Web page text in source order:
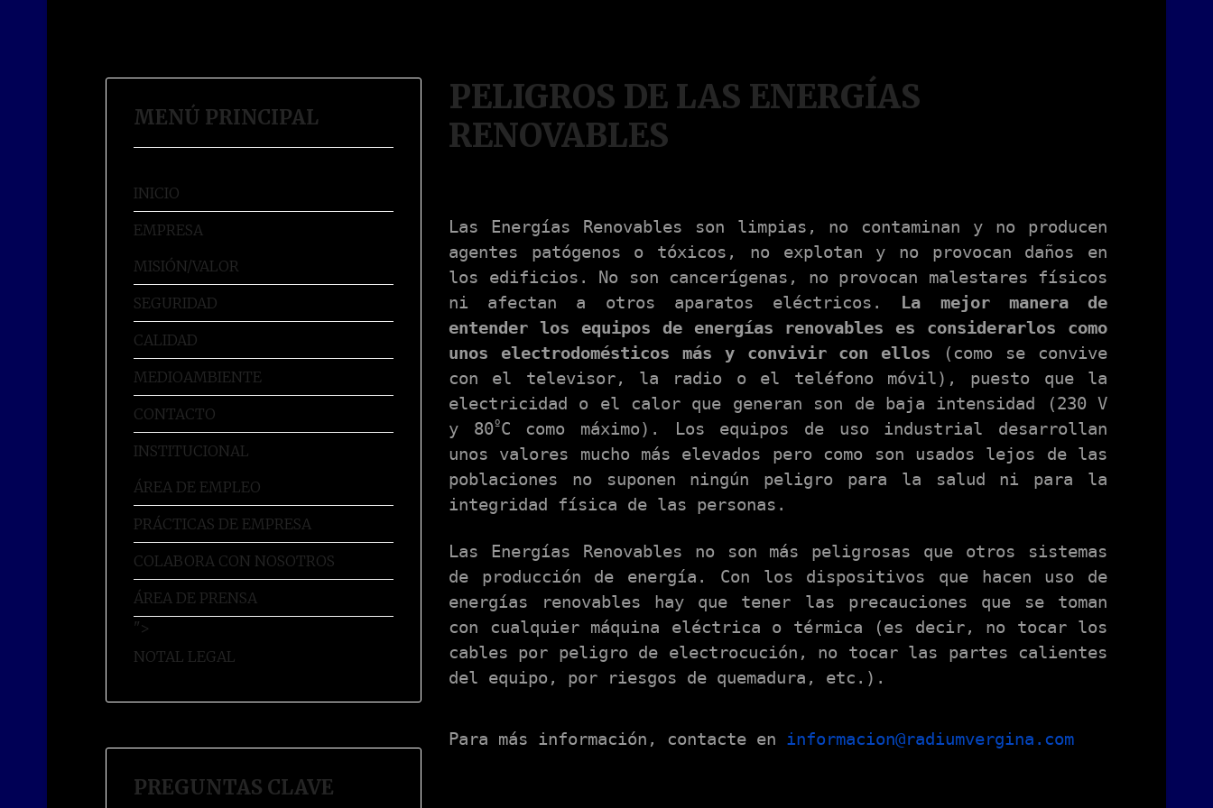
MENÚ PRINCIPAL
INICIO
EMPRESA
MISIÓN/VALOR
SEGURIDAD
CALIDAD
MEDIOAMBIENTE
CONTACTO
INSTITUCIONAL
ÁREA DE EMPLEO
PRÁCTICAS DE EMPRESA
COLABORA CON NOSOTROS
ÁREA DE PRENSA
">
NOTAL LEGAL
PREGUNTAS CLAVE
PELIGROS DE LAS ENERGÍAS
RENOVABLES
Las Energías Renovables son limpias, no contaminan y no producen
agentes patógenos o tóxicos, no explotan y no provocan daños en
los edificios. No son cancerígenas, no provocan malestares físicos
ni afectan a otros aparatos eléctricos.
La mejor manera de
entender los equipos de energías renovables es considerarlos como
unos electrodomésticos más y convivir con ellos (como se convive
con el televisor, la radio o el teléfono móvil), puesto que la
electricidad o el calor que generan son de baja intensidad (230 V
y 80ºC como máximo). Los equipos de uso industrial desarrollan
unos valores mucho más elevados pero como son usados lejos de las
poblaciones no suponen ningún peligro para la salud ni para la
integridad física de las personas.
Las Energías Renovables no son más peligrosas que otros sistemas
de producción de energía. Con los dispositivos que hacen uso de
energías renovables hay que tener las precauciones que se toman
con cualquier máquina eléctrica o térmica (es decir, no tocar los
cables por peligro de electrocución, no tocar las partes calientes
del equipo, por riesgos de quemadura, etc.).
Para más información, contacte en informacion@radiumvergina.com